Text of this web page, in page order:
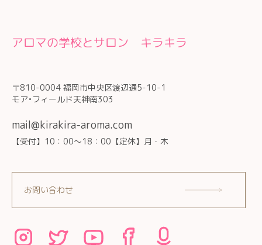
アロマの学校とサロン キラキラ
〒810-0004 福岡市中央区渡辺通5-10-1
モア•フィールド天神南303
mail@kirakira-aroma.com
【受付】10：00～18：00【定休】月・木
お問い合わせ